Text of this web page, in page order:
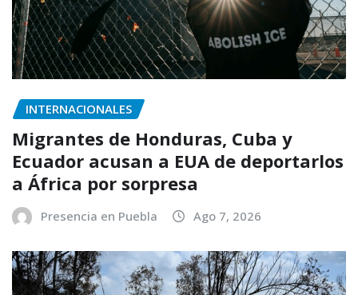
INTERNACIONALES
Migrantes de Honduras, Cuba y
Ecuador acusan a EUA de deportarlos
a África por sorpresa
Presencia en Puebla Ago 7, 2026